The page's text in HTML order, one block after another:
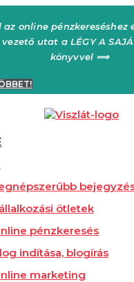
az online pénzkereséshez
utat a LÉGY A
könyvvel ⟹
ötletek
pénzkeresés
indítása, blogírás
marketing